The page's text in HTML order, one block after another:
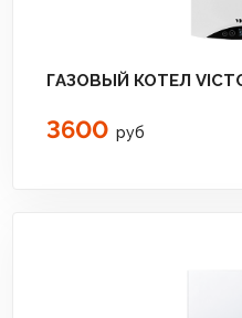
ГАЗОВЫЙ КОТЕЛ
3600 руб